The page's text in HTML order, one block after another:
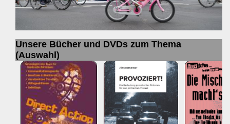
Unsere Bücher und DVDs zum Thema
(Auswahl)